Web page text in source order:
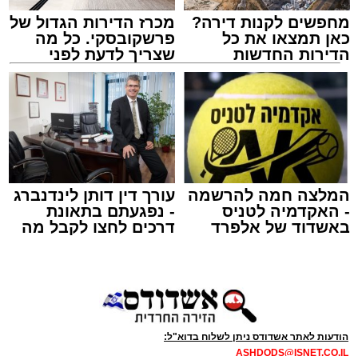
היורה.
מעוניינים להגיב? לדווח ? צרו איתנו קשר במייל -
ASHDODS@ISNET.CO.IL
צילום: א' מיכאלי
מערכת האתר / 00:41 09.08.26
במוצאי שבת קודש הגיע השמועה הקשה והמצערת
על פטירתו של האברך החשוב, מזכה הרבים ואיש
החסד הרב ידידיה רחמים יפרח ז"ל, אחיו של הגאון
רבי שמעון יוחאי יפרח שליט"א – תושב העיר ומגיד
מחפשים לקנות דירה?
כאן תמצאו את כל
הדירות החדשות
למכירה באשדוד >>>
מכרז הדירות הגדול של
פרשקובסקי. כל מה
שצריך לדעת לפני
שמגישים הצעה לדירה
באשדוד
המלצה חמה להרשמה
- האקדמיה לטניס
באשדוד של אלפרד
עורך דין דותן לינדנברג
- נפגעתם בתאונת
דרכים לחצו לקבל מה
הודעות לאתר אשדודס ניתן לשלוח בדוא"ל:
ASHDODS@ISNET.CO.IL